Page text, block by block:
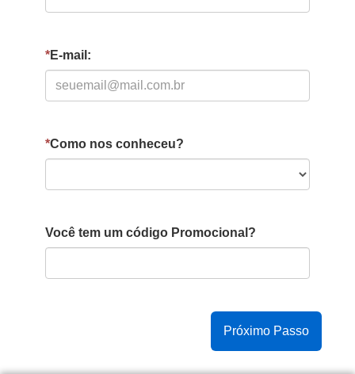
*E-mail:
*Como nos conheceu?
Você tem um código Promocional?